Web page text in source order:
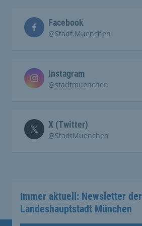
Facebook
@Stadt.Muenchen
Instagram
@stadtmuenchen
X (Twitter)
@StadtMuenchen
Immer aktuell: Newsletter der
Landeshauptstadt München